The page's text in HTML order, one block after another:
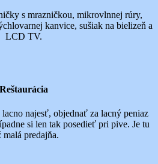
s mrazničkou, mikrovlnnej rúry,
kanvice, sušiak na bielizeň a
LCD TV.
Reštaurácia
lacno najesť, objednať za lacný peniaz
si len tak posedieť pri pive. Je tu
malá predajňa.